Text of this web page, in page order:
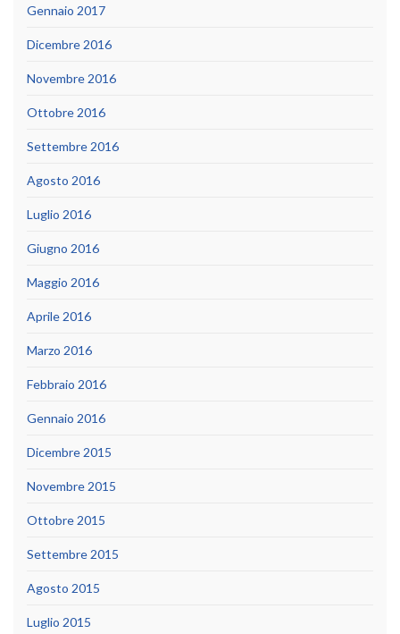
Gennaio 2017
Dicembre 2016
Novembre 2016
Ottobre 2016
Settembre 2016
Agosto 2016
Luglio 2016
Giugno 2016
Maggio 2016
Aprile 2016
Marzo 2016
Febbraio 2016
Gennaio 2016
Dicembre 2015
Novembre 2015
Ottobre 2015
Settembre 2015
Agosto 2015
Luglio 2015